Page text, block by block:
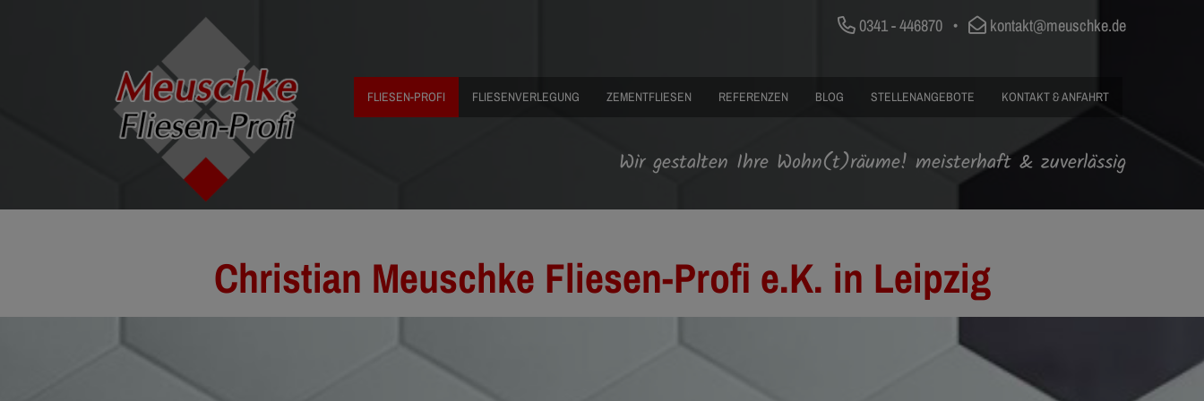
0341 - 446870 • kontakt@meuschke.de
FLIESEN-PROFI FLIESENVERLEGUNG ZEMENTFLIESEN REFERENZEN BLOG STELLENANGEBOTE KONTAKT & ANFAHRT
Wir gestalten Ihre Wohn(t)räume! meisterhaft & zuverlässig
Christian Meuschke Fliesen-Profi e.K. in Leipzig